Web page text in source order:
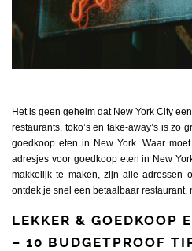
Het is geen geheim dat New York City
restaurants, toko’s en take-away’s is zo
goedkoop eten in New York. Waar
adresjes voor goedkoop eten in New
makkelijk te maken, zijn alle adressen
ontdek je snel een betaalbaar restaurant,
LEKKER & GOEDKOOP
– 10 BUDGETPROOF